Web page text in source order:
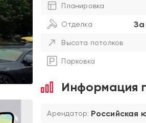
Планировка
Отделка
Высота потолков
Парковка
Информация
Арендатор: Российская